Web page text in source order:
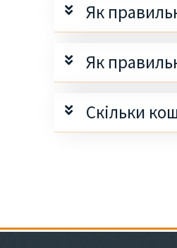
Як
Як
Скільки